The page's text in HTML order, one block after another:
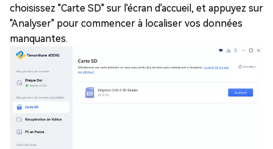
choisissez "Carte SD" sur l'écran d'accueil, et appuyez sur
"Analyser" pour commencer à localiser vos données
manquantes.